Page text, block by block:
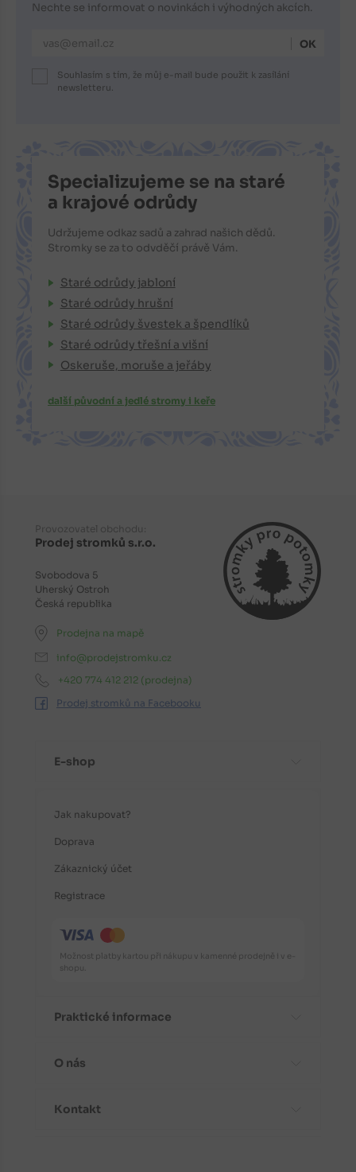
Nechte se informovat o novinkách i výhodných akcích.
E-mailová adresa
Souhlasím s tím, že můj e-mail bude použit k zasílání
newsletteru.
Specializujeme se na staré
a krajové odrůdy
Udržujeme odkaz sadů a zahrad našich dědů.
Stromky se za to odvděčí právě Vám.
Staré odrůdy jabloní
Staré odrůdy hrušní
Staré odrůdy švestek a špendlíků
Staré odrůdy třešní a višní
Oskeruše, moruše a jeřáby
další původní a jedlé stromy i keře
Provozovatel obchodu:
Prodej stromků s.r.o.
Svobodova 5
Uherský Ostroh
Česká republika
Prodejna na mapě
info@prodejstromku.cz
+420 774 412 212 (prodejna)
Prodej stromků na Facebooku
E-shop
Jak nakupovat?
Doprava
Zákaznický účet
Registrace
Možnost platby kartou při nákupu v kamenné prodejně i v e-
shopu.
Praktické informace
Časté dotazy
O nás
Aktuality
Kontakt